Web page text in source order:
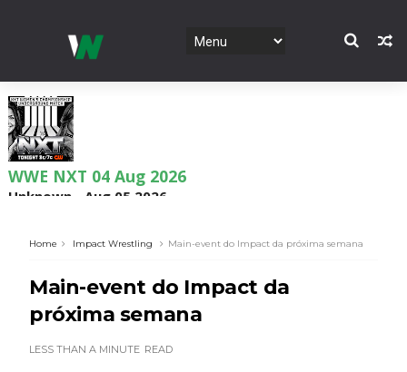
WWE NXT 04 Aug 2026
Unknown Aug 05 2026
WWE Monday Night Raw 03 Aug 2026
Unknown - Aug 04 2026
Home Impact Wrestling Main-event do Impact da próxima semana
Main-event do Impact da
próxima semana
LESS THAN A MINUTE READ